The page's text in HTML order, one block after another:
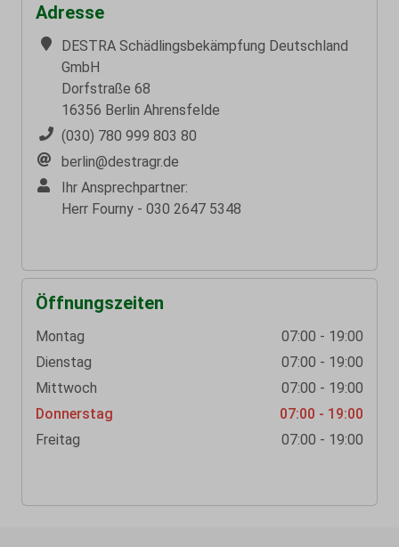
Adresse
DESTRA Schädlingsbekämpfung Deutschland
GmbH
Dorfstraße 68
16356 Berlin Ahrensfelde
(030) 780 999 803 80
berlin@destragr.de
Ihr Ansprechpartner:
Herr Fourny - 030 2647 5348
Öffnungszeiten
Montag
07:00 - 19:00
Dienstag
07:00 - 19:00
Mittwoch
07:00 - 19:00
Donnerstag
07:00 - 19:00
Freitag
07:00 - 19:00